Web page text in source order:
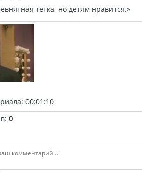
тетка, но детям нравится.»
: 00:01:10
: 0